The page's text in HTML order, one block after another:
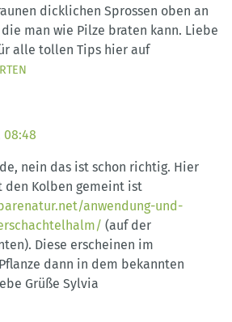
dicklichen Sprossen oben an
man wie Pilze braten kann. Liebe
alle tollen Tips hier auf
08:48
nein das ist schon richtig. Hier
den Kolben gemeint ist
anwendung-und-
(auf der
Diese erscheinen im
dann in dem bekannten
Grüße Sylvia